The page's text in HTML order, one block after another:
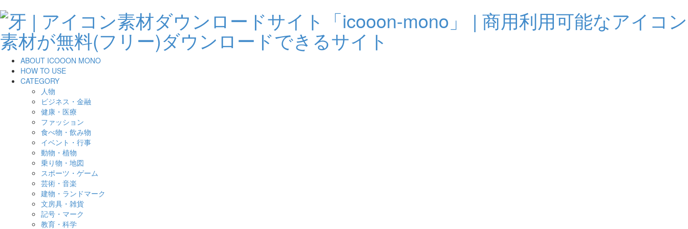
ABOUT ICOOON MONO
HOW TO USE
CATEGORY
人物
ビジネス・金融
健康・医療
ファッション
食べ物・飲み物
イベント・行事
動物・植物
乗り物・地図
スポーツ・ゲーム
芸術・音楽
建物・ランドマーク
文房具・雑貨
記号・マーク
教育・科学